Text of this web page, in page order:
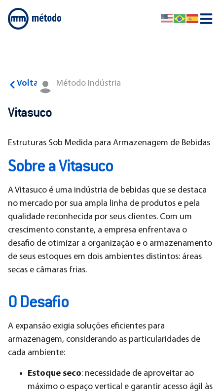
Voltar Método Indústria
Vitasuco
Estruturas Sob Medida para Armazenagem de Bebidas
Sobre a Vitasuco
A Vitasuco é uma indústria de bebidas que se destaca
no mercado por sua ampla linha de produtos e pela
qualidade reconhecida por seus clientes. Com um
crescimento constante, a empresa enfrentava o
desafio de otimizar a organização e o armazenamento
de seus estoques em dois ambientes distintos: áreas
secas e câmaras frias.
O Desafio
A expansão exigia soluções eficientes para
armazenagem, considerando as particularidades de
cada ambiente:
Estoque seco: necessidade de aproveitar ao
máximo o espaço vertical e garantir acesso ágil às